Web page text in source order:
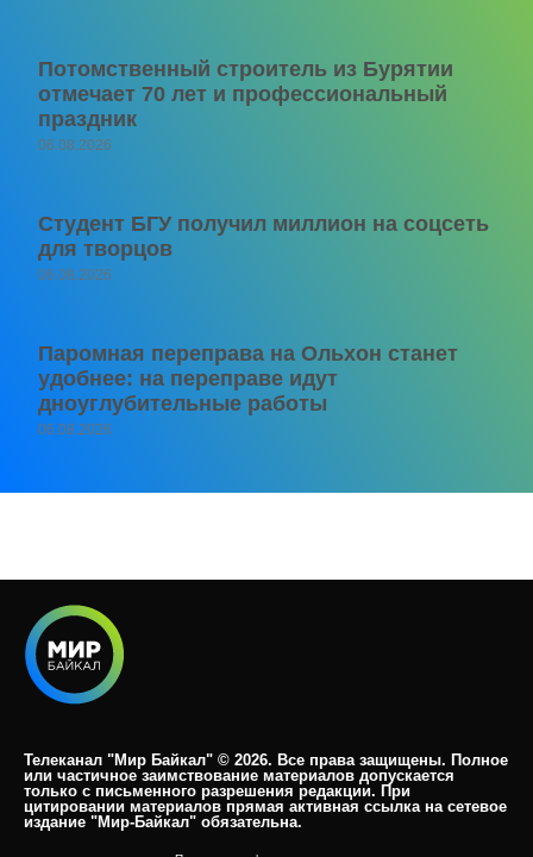
Потомственный строитель из Бурятии
отмечает 70 лет и профессиональный
праздник
06.08.2026
Студент БГУ получил миллион на соцсеть
для творцов
06.08.2026
Паромная переправа на Ольхон станет
удобнее: на переправе идут
дноуглубительные работы
06.08.2026
Телеканал "Мир Байкал" © 2026. Все права защищены. Полное
или частичное заимствование материалов допускается
только с письменного разрешения редакции. При
цитировании материалов прямая активная ссылка на сетевое
издание "Мир-Байкал" обязательна.​